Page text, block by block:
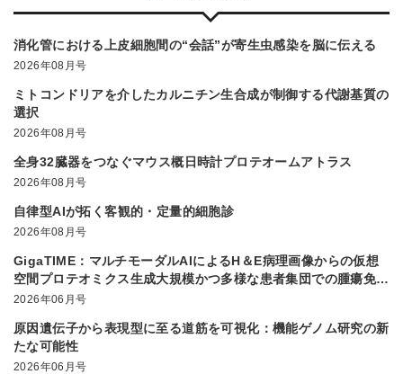
消化管における上皮細胞間の“会話”が寄生虫感染を脳に伝える
2026年08月号
ミトコンドリアを介したカルニチン生合成が制御する代謝基質の
選択
2026年08月号
全身32臓器をつなぐマウス概日時計プロテオームアトラス
2026年08月号
自律型AIが拓く客観的・定量的細胞診
2026年08月号
GigaTIME：マルチモーダルAIによるH＆E病理画像からの仮想
空間プロテオミクス生成大規模かつ多様な患者集団での腫瘍免疫
微小環境解析を実現
2026年06月号
原因遺伝子から表現型に至る道筋を可視化：機能ゲノム研究の新
たな可能性
2026年06月号